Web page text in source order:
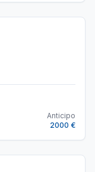
Anticipo
2000 €